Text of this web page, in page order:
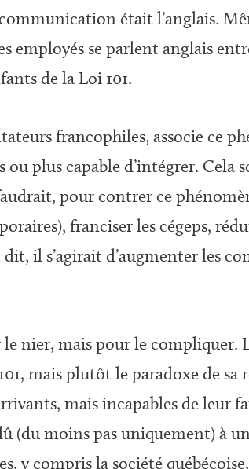
était l’anglais.
employés se parlent anglais
de la Loi 101.
francophiles, associe ce
plus capable d’intégrer. Cela
pour contrer ce
franciser les cégeps,
il s’agirait d’augmenter les
nier, mais pour le compliquer.
mais plutôt le paradoxe de sa
mais incapables de leur
(du moins pas uniquement) à
y compris la société